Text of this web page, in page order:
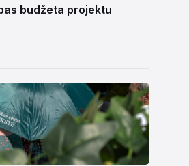
budžeta projektu